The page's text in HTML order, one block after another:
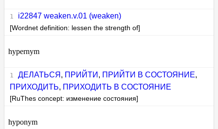
i22847 weaken.v.01 (weaken)
[Wordnet definition: lessen the strength of]
hypernym
ДЕЛАТЬСЯ , ПРИЙТИ , ПРИЙТИ В СОСТОЯНИЕ,
ПРИХОДИТЬ, ПРИХОДИТЬ В СОСТОЯНИЕ
[RuThes concept: изменение состояния]
hyponym